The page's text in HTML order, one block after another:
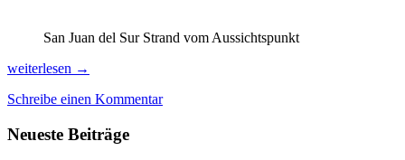
San Juan del Sur Strand vom Aussichtspunkt
In
Gluthitze
Nicaraguas
weiterlesen →
Schreibe einen Kommentar
Neueste Beiträge